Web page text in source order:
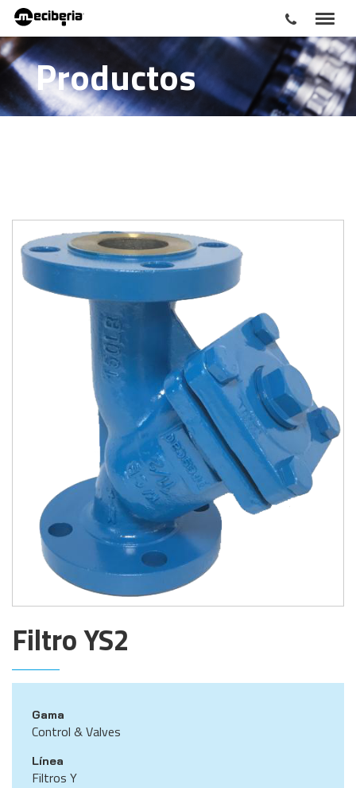
Productos
Filtro YS2
Gama
Control & Valves
Línea
Filtros Y